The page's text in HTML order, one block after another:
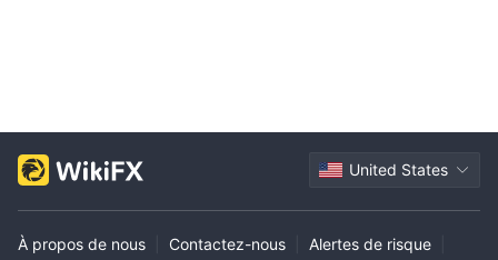
United States
À propos de nous Contactez-nous Alertes de risque